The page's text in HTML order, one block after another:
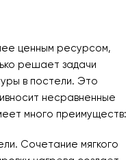
ценным ресурсом,
решает задачи
в постели. Это
несравненные
много преимуществ:
Сочетание мягкого